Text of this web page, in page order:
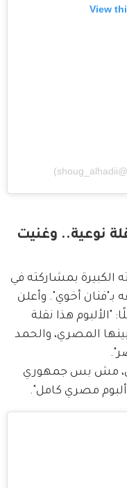
View
نوعية.. وغنيت
بمشاركته في
أخوي". وأعلن
"الألبوم هذا نقلة
المصري، والحمد
مش بس جمهوري
مصري كامل".